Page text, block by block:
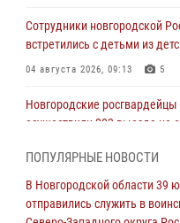
Сотрудники новгородской
встретились с детьми из
04 августа 2026, 09:13 5
Новгородские
осуществили 203 выезда на
Радиоэфир программы
ПОПУЛЯРНЫЕ НОВОСТИ
В Новгородской области 39
отправились служить в